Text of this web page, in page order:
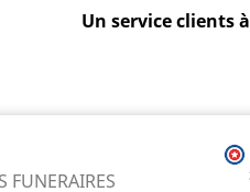
Un service clients
FUNERAIRES